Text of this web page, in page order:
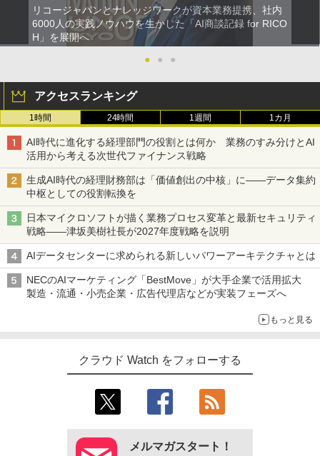
リコージャパンとナレッジワークが資本業務提携、社内
6000人の実践ノウハウを生かした「AI商談記録 for RICO
H」を展開へ
●
● ●
アクセスランキング
1時間 24時間 1週間 1カ月
AI時代に進化する経理部門の役割とは何か 業務のすみ分けとAI
活用から考える次世代ファイナンス戦略
生成AI時代の経理財務部は「価値創出の中核」に――データ集約
中枢としての役割転換を
日本マイクロソフトが描く業務プロセス変革と最新セキュリティ
戦略――津坂美樹社長が2027年度戦略を説明
AIデータセンターに求められる新しいパワーアーキテクチャとは
NECのAIマーケティング「BestMove」が大手企業で活用拡大
製造・流通・小売企業・広告代理店などが実装フェーズへ
もっと見る
クラウド Watch をフォローする
メルマガスタート！